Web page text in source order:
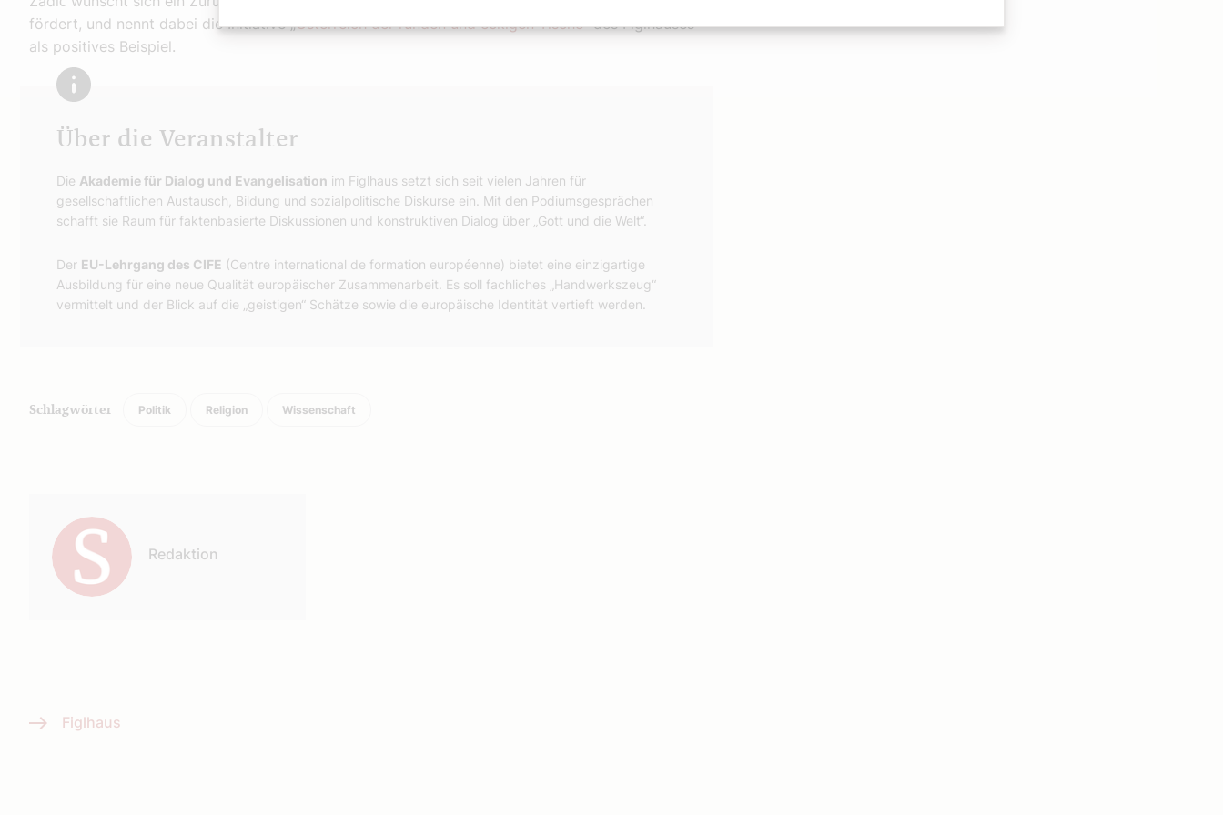
fördert, und nennt dabei die Initiative „Österreich der runden und eckigen Tische“ des Figlhauses
als positives Beispiel.
Über die Veranstalter
Die Akademie für Dialog und Evangelisation im Figlhaus setzt sich seit vielen Jahren für
gesellschaftlichen Austausch, Bildung und sozialpolitische Diskurse ein. Mit den Podiumsgesprächen
schafft sie Raum für faktenbasierte Diskussionen und konstruktiven Dialog über „Gott und die Welt“.
Der EU-Lehrgang des CIFE (Centre international de formation européenne) bietet eine einzigartige
Ausbildung für eine neue Qualität europäischer Zusammenarbeit. Es soll fachliches „Handwerkszeug“
vermittelt und der Blick auf die „geistigen“ Schätze sowie die europäische Identität vertieft werden.
Schlagwörter Politik Religion Wissenschaft
Redaktion
Figlhaus